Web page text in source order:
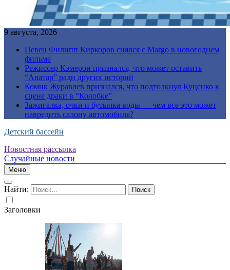
9 августа, 2026
Певец Филипп Киркоров снялся с Margo в новогоднем
фильме
Режиссер Кэмерон признался, что может оставить
“Аватар” ради других историй
Комик Журавлев признался, что подтолкнул Куценко к
сцене драки в “Колобке”
Зажигалка, очки и бутылка воды — чем все это может
навредить салону автомобиля?
Детский бассейн
Новостная рассылка
Случайные новости
Меню
Найти:
Заголовки